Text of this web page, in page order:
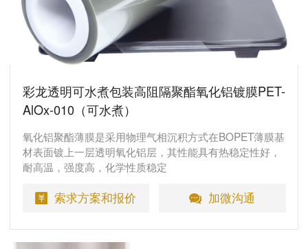
彩龙透明可水煮包装高阻隔聚酯氧化铝镀膜PET-
AlOx-010（可水煮）
氧化铝聚酯薄膜是采用物理气相沉积方式在BOPET薄膜基
材表面镀上一层透明氧化铝层，其性能具有热稳定性好，
耐高温，强度高，化学性质稳定
索求方案和报价 加微沟通